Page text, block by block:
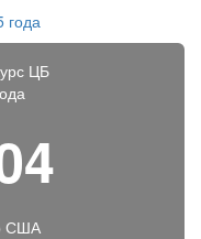
года
ЦБ
США